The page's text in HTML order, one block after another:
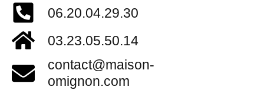
06.20.04.29.30
03.23.05.50.14
contact@maison-
omignon.com